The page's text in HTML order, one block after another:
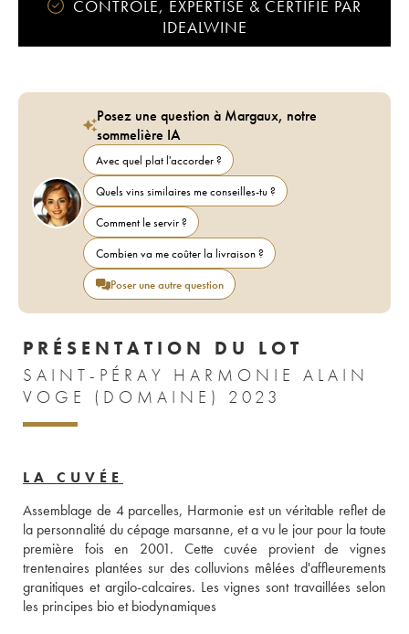
CONTRÔLÉ, EXPERTISÉ & CERTIFIÉ PAR
IDEALWINE
Posez une question à Margaux, notre
sommelière IA
Avec quel plat l'accorder ?
Quels vins similaires me conseilles-tu ?
Comment le servir ?
Combien va me coûter la livraison ?
Poser une autre question
PRÉSENTATION DU LOT
SAINT-PÉRAY HARMONIE ALAIN
VOGE (DOMAINE) 2023
LA CUVÉE
Assemblage de 4 parcelles, Harmonie est un véritable reflet de
la personnalité du cépage marsanne, et a vu le jour pour la toute
première fois en 2001. Cette cuvée provient de vignes
trentenaires plantées sur des colluvions mêlées d'affleurements
granitiques et argilo-calcaires. Les vignes sont travaillées selon
les principes bio et biodynamiques